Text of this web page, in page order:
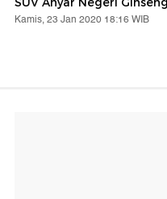
Kamis, 23 Jan 2020 18:16 WIB